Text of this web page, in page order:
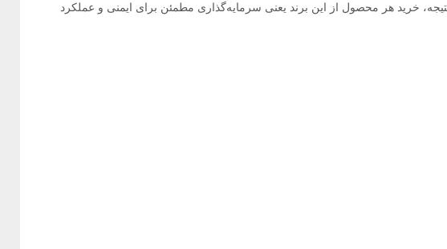
خرید هر محصول از این برند یعنی سرمایه‌گذاری مطمئن برای ایمنی و عملکرد